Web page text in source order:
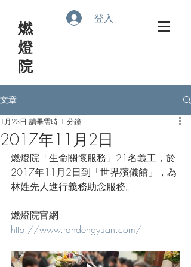
​燃
燈
院
登入
文章
2017年11月2日
1月23日 讀畢需時 1 分鐘
燃燈院「生命關懷服務」21名義工，於
2017年11月2日到「世界殯儀館」，為
林姓先人進行義務助念服務。
燃燈院官網
http://www.randengyuan.com/